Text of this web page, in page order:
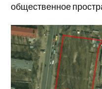
общественное